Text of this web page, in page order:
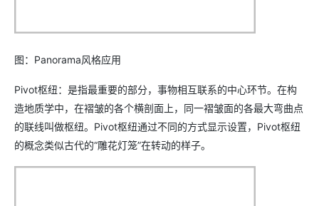
图：Panorama风格应用
Pivot枢纽：是指最重要的部分，事物相互联系的中心环节。在构
造地质学中，在褶皱的各个横剖面上，同一褶皱面的各最大弯曲点
的联线叫做枢纽。Pivot枢纽通过不同的方式显示设置，Pivot枢纽
的概念类似古代的“雕花灯笼”在转动的样子。